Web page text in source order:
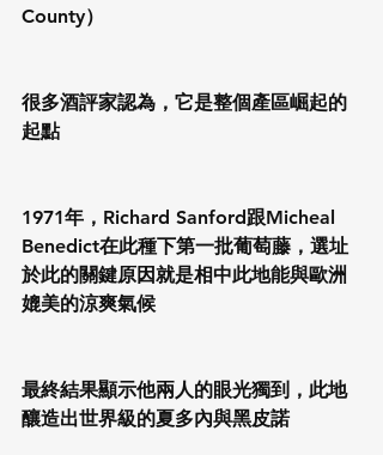
County）
很多酒評家認為，它是整個產區崛起的
起點
1971年，Richard Sanford跟Micheal
Benedict在此種下第一批葡萄藤，選址
於此的關鍵原因就是相中此地能與歐洲
媲美的涼爽氣候
最終結果顯示他兩人的眼光獨到，此地
釀造出世界級的夏多內與黑皮諾